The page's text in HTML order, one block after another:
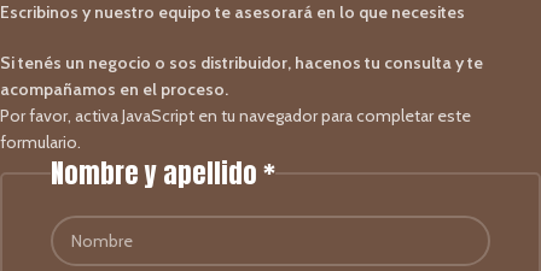
Escribinos y nuestro equipo te asesorará en lo que necesites
Si tenés un negocio o sos distribuidor, hacenos tu consulta y te
acompañamos en el proceso.
Por favor, activa JavaScript en tu navegador para completar este
formulario.
Nombre y apellido*